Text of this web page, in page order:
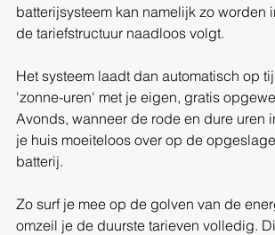
batterijsysteem kan namelijk zo worden
de tariefstructuur naadloos volgt.
Het systeem laadt dan automatisch op
'zonne-uren' met je eigen, gratis
Avonds, wanneer de rode en dure uren
je huis moeiteloos over op de
batterij.
Zo surf je mee op de golven van de
omzeil je de duurste tarieven volledig.